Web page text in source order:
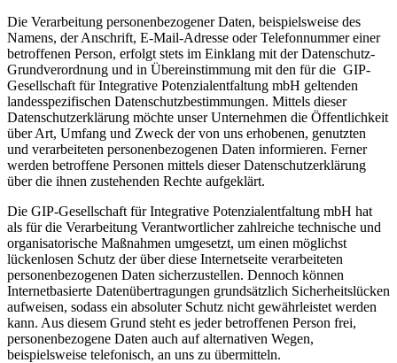
Die Verarbeitung personenbezogener Daten, beispielsweise des
Namens, der Anschrift, E-Mail-Adresse oder Telefonnummer einer
betroffenen Person, erfolgt stets im Einklang mit der Datenschutz-
Grundverordnung und in Übereinstimmung mit den für die GIP-
Gesellschaft für Integrative Potenzialentfaltung mbH geltenden
landesspezifischen Datenschutzbestimmungen. Mittels dieser
Datenschutzerklärung möchte unser Unternehmen die Öffentlichkeit
über Art, Umfang und Zweck der von uns erhobenen, genutzten
und verarbeiteten personenbezogenen Daten informieren. Ferner
werden betroffene Personen mittels dieser Datenschutzerklärung
über die ihnen zustehenden Rechte aufgeklärt.
Die GIP-Gesellschaft für Integrative Potenzialentfaltung mbH hat
als für die Verarbeitung Verantwortlicher zahlreiche technische und
organisatorische Maßnahmen umgesetzt, um einen möglichst
lückenlosen Schutz der über diese Internetseite verarbeiteten
personenbezogenen Daten sicherzustellen. Dennoch können
Internetbasierte Datenübertragungen grundsätzlich Sicherheitslücken
aufweisen, sodass ein absoluter Schutz nicht gewährleistet werden
kann. Aus diesem Grund steht es jeder betroffenen Person frei,
personenbezogene Daten auch auf alternativen Wegen,
beispielsweise telefonisch, an uns zu übermitteln.